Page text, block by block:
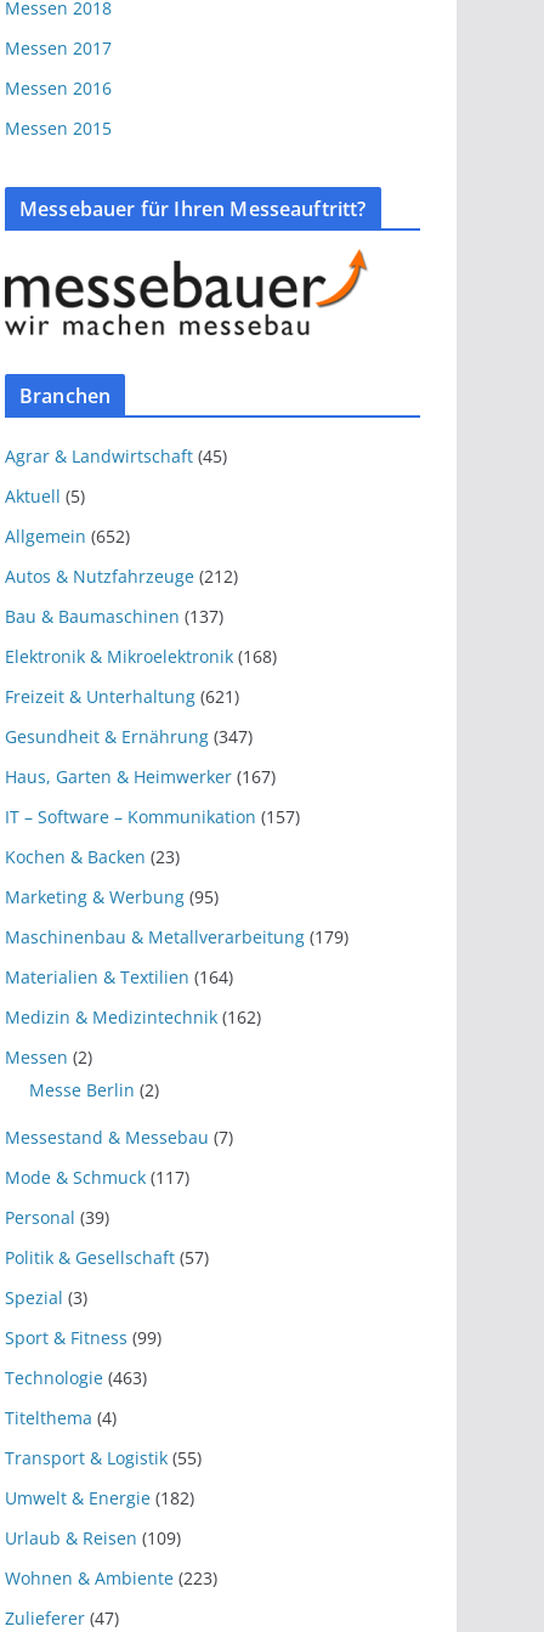
Messen 2018
Messen 2017
Messen 2016
Messen 2015
Messebauer für Ihren Messeauftritt?
Branchen
Agrar & Landwirtschaft (45)
Aktuell (5)
Allgemein (652)
Autos & Nutzfahrzeuge (212)
Bau & Baumaschinen (137)
Elektronik & Mikroelektronik (168)
Freizeit & Unterhaltung (621)
Gesundheit & Ernährung (347)
Haus, Garten & Heimwerker (167)
IT – Software – Kommunikation (157)
Kochen & Backen (23)
Marketing & Werbung (95)
Maschinenbau & Metallverarbeitung (179)
Materialien & Textilien (164)
Medizin & Medizintechnik (162)
Messen (2)
Messe Berlin (2)
Messestand & Messebau (7)
Mode & Schmuck (117)
Personal (39)
Politik & Gesellschaft (57)
Spezial (3)
Sport & Fitness (99)
Technologie (463)
Titelthema (4)
Transport & Logistik (55)
Umwelt & Energie (182)
Urlaub & Reisen (109)
Wohnen & Ambiente (223)
Zulieferer (47)